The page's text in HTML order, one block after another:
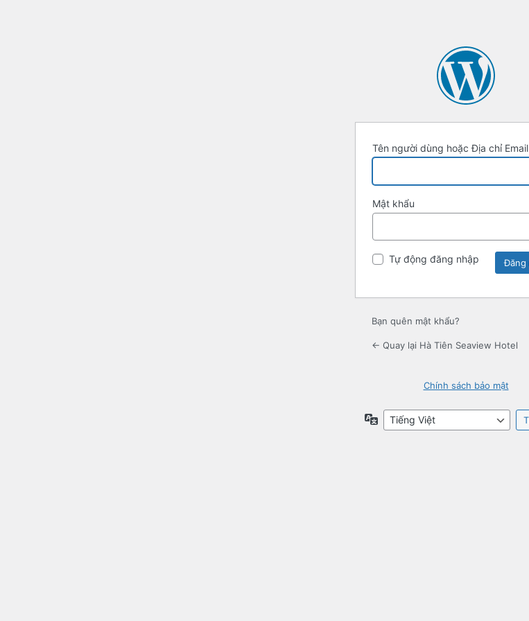
Tên người dùng hoặc Địa chỉ Email
Mật khẩu
Tự động đăng nhập
Bạn quên mật khẩu?
← Quay lại Hà Tiên Seaview Hotel
Chính sách bảo mật
Ngôn
ngữ